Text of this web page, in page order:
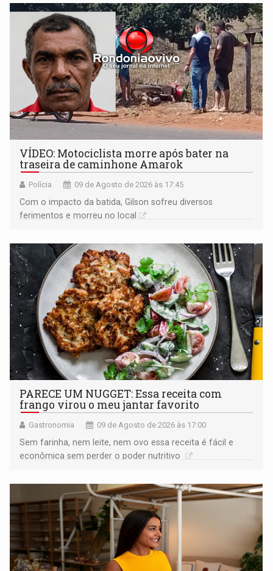
VÍDEO: Motociclista morre após bater na
traseira de caminhone Amarok
Polícia 09 de Agosto de 2026 às 17:45
​Com o impacto da batida, Gilson sofreu diversos
ferimentos e morreu no local
PARECE UM NUGGET: Essa receita com
frango virou o meu jantar favorito
Gastronomia 09 de Agosto de 2026 às 17:00
Sem farinha, nem leite, nem ovo essa receita é fácil e
econômica sem perder o poder nutritivo